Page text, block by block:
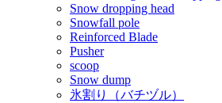
Snow dropping head
Snowfall pole
Reinforced Blade
Pusher
scoop
Snow dump
氷割り（バチヅル）